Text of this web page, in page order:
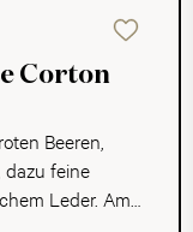
Corton
Beeren,
dazu feine
Leder. Am